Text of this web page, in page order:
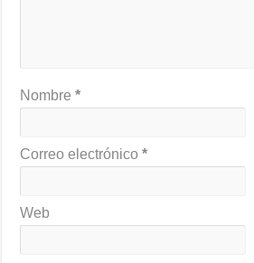
Nombre*
Correo electrónico*
Web